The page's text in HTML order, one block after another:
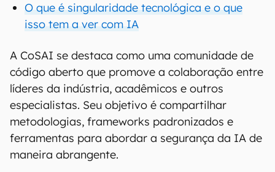
O que é singularidade tecnológica e o que
isso tem a ver com IA
A CoSAI se destaca como uma comunidade de
código aberto que promove a colaboração entre
líderes da indústria, acadêmicos e outros
especialistas. Seu objetivo é compartilhar
metodologias, frameworks padronizados e
ferramentas para abordar a segurança da IA de
maneira abrangente.